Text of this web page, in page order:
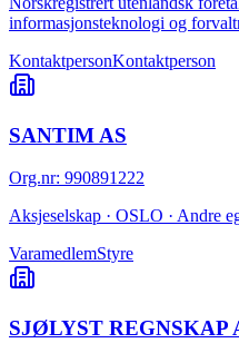
informasjonsteknologi og
KontaktpersonKontaktperson
SANTIM AS
Org.nr: 990891222
Aksjeselskap · OSLO · Andre
VaramedlemStyre
SJØLYST REGNSKAP